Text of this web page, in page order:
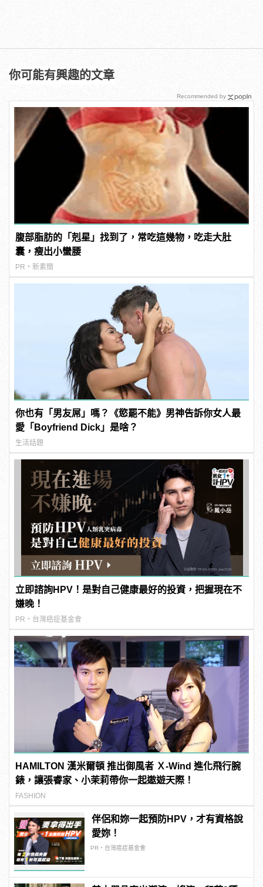
你可能有興趣的文章
腹部脂肪的「剋星」找到了，常吃這幾物，吃走大肚
囊，瘦出小蠻腰
PR・新素簡
你也有「男友屌」嗎？《慾罷不能》男神告訴你女人最
愛「Boyfriend Dick」是啥？
生活話題
立即諮詢HPV！是對自己健康最好的投資，把握現在不
嫌晚！
PR・台灣癌症基金會
HAMILTON 漢米爾頓 推出御風者 Ｘ-Wind 進化飛行腕
錶，讓張睿家、小茉莉帶你一起遨遊天際！
FASHION
伴侶和妳一起預防HPV，才有資格說
愛妳！
PR・台灣癌症基金會
Recommended by